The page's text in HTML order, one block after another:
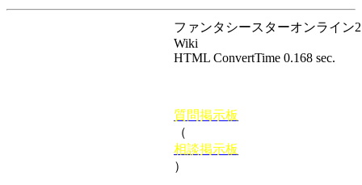
ファンタシースターオンライン2
Wiki
HTML ConvertTime 0.168 sec.
質問掲示板
（
相談掲示板
）